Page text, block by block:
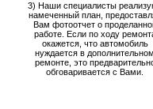
3) Наши специалисты
намеченный план,
Вам фотоотчет о
работе. Если по ходу
окажется, что автомобиль
нуждается в дополнительном
ремонте, это
обговаривается с Вами.